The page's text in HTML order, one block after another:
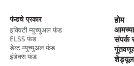
फंडचे प्रकार
इक्विटी म्युच्युअल फंड
ELSS फंड
डेब्ट म्युच्युअल फंड
इंडेक्स फंड
होम
संपर्क
शेड्यूल